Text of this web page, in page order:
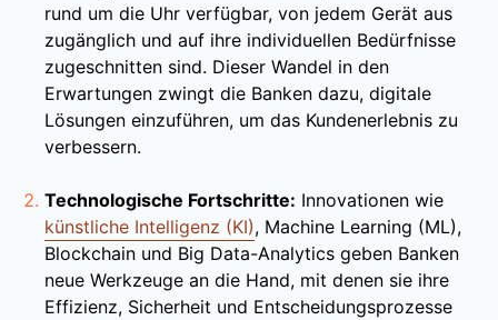
rund um die Uhr verfügbar, von jedem Gerät aus
zugänglich und auf ihre individuellen Bedürfnisse
zugeschnitten sind. Dieser Wandel in den
Erwartungen zwingt die Banken dazu, digitale
Lösungen einzuführen, um das Kundenerlebnis zu
verbessern.
Technologische Fortschritte: Innovationen wie
künstliche Intelligenz (KI), Machine Learning (ML),
Blockchain und Big Data-Analytics geben Banken
neue Werkzeuge an die Hand, mit denen sie ihre
Effizienz, Sicherheit und Entscheidungsprozesse